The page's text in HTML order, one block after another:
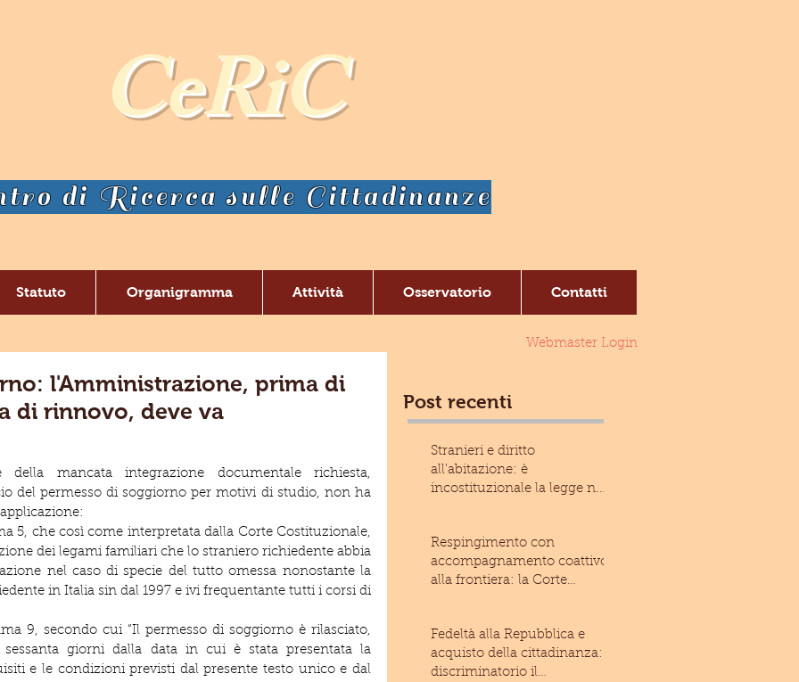
CeRiC
di Ricerca sulle Cittadinanze
Statuto Organigramma Attività Osservatorio Contatti
l'Amministrazione, prima di
di rinnovo, deve va
della mancata integrazione documentale richiesta,
del permesso di soggiorno per motivi di studio, non ha
5, che così come interpretata dalla Corte Costituzionale,
dei legami familiari che lo straniero richiedente abbia
nel caso di specie del tutto omessa nonostante la
in Italia sin dal 1997 e ivi frequentante tutti i corsi di
9, secondo cui “Il permesso di soggiorno è rilasciato,
giorni dalla data in cui è stata presentata la
e le condizioni previsti dal presente testo unico e dal
Post recenti
Stranieri e diritto
all'abitazione: è
incostituzionale la legge n.
Respingimento con
accompagnamento coattivo
alla frontiera: la Corte
Fedeltà alla Repubblica e
acquisto della cittadinanza: è
discriminatorio il
Webmaster Login